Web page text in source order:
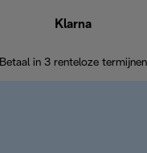
Klarna
Betaal in 3 renteloze termijnen